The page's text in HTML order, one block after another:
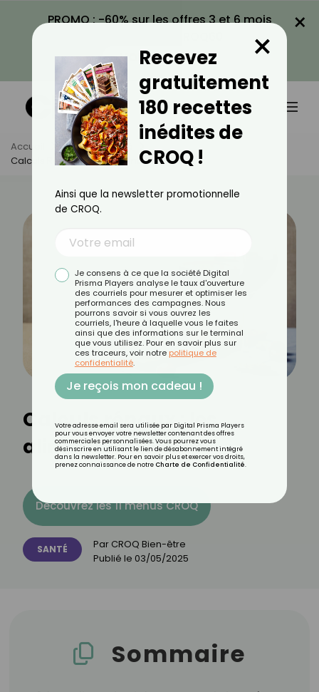
PROMO : -60% sur les offres 3 et 6 mois
VOIR LA PROMO
×
Accueil Actus
Santé
Calculs Rénaux : Les Aliments Interdits
Calculs rénaux : les
aliments interdits
Découvrez les 11 menus CROQ
SANTÉ Par CROQ Bien-être
Publié le 03/05/2025
Sommaire
Recevez
gratuitement
180 recettes
inédites de
CROQ !
×
Ainsi que la newsletter promotionnelle
de CROQ.
Je consens à ce que la société Digital
Prisma Players analyse le taux d'ouverture
des courriels pour mesurer et optimiser les
performances des campagnes. Nous
pourrons savoir si vous ouvrez les
courriels, l'heure à laquelle vous le faites
ainsi que des informations sur le terminal
que vous utilisez. Pour en savoir plus sur
ces traceurs, voir notre politique de
confidentialité.
Je reçois mon cadeau !
Votre adresse email sera utilisée par Digital Prisma Players
pour vous envoyer votre newsletter contenant des offres
commerciales personnalisées. Vous pourrez vous
désinscrire en utilisant le lien de désabonnement intégré
dans la newsletter. Pour en savoir plus et exercer vos droits,
prenez connaissance de notre Charte de Confidentialité.